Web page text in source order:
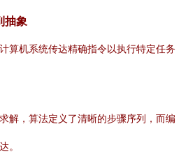
抽象
算机系统传达精确指令以执行特定任务
解，算法定义了清晰的步骤序列，而编
。